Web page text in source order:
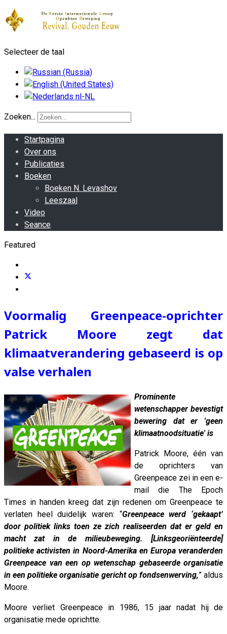
Selecteer de taal
Zoeken...
Startpagina
Over ons
Publicaties
Boeken
Boeken N. Levashov
Leeszaal
Video
Seance
Featured
Voormalig Greenpeace-oprichter
Patrick Moore zegt dat
klimaatverandering gebaseerd is op
valse verhalen
Prominente
wetenschapper bevestigt
bewering dat er 'geen
klimaatnoodsituatie' is
Patrick Moore, één van
de oprichters van
Greenpeace zei in een e-
mail die The Epoch
Times in handen kreeg dat zijn redenen om Greenpeace te
verlaten heel duidelijk waren: “Greenpeace werd ‘gekaapt’
door politiek links toen ze zich realiseerden dat er geld en
macht zat in de milieubeweging. [Linksgeoriënteerde]
politieke activisten in Noord-Amerika en Europa veranderden
Greenpeace van een op wetenschap gebaseerde organisatie
in een politieke organisatie gericht op fondsenwerving,” aldus
Moore.
Moore verliet Greenpeace in 1986, 15 jaar nadat hij de
organisatie mede oprichtte.